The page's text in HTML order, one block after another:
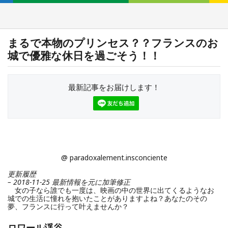
まるで本物のプリンセス？？フランスのお
城で優雅な休日を過ごそう！！
最新記事をお届けします！
@ paradoxalement.insconciente
更新履歴
– 2018-11-25 最新情報を元に加筆修正
女の子なら誰でも一度は、映画の中の世界に出てくるようなお
城での生活に憧れを抱いたことがありますよね？あなたのその
夢、フランスに行って叶えませんか？